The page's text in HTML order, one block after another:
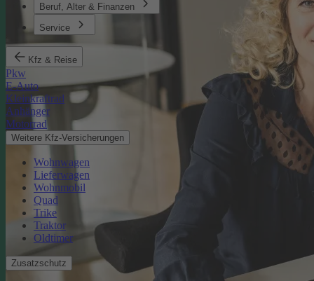
Beruf, Alter & Finanzen
Service
Kfz & Reise
Pkw
E-Auto
Kleinkraftrad
Anhänger
Motorrad
Weitere Kfz-Versicherungen
Wohnwagen
Lieferwagen
Wohnmobil
Quad
Trike
Traktor
Oldtimer
Zusatzschutz